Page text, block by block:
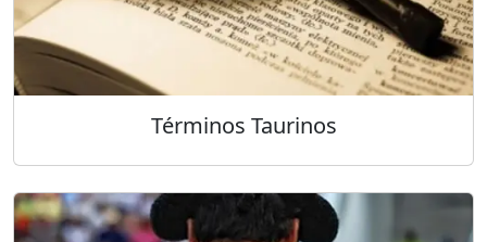
Términos Taurinos